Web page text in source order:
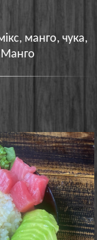
манго, чука,
Манго